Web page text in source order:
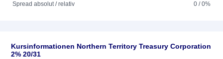
Spread absolut / relativ
0 / 0%
Kursinformationen Northern Territory Treasury Corporation
2% 20/31